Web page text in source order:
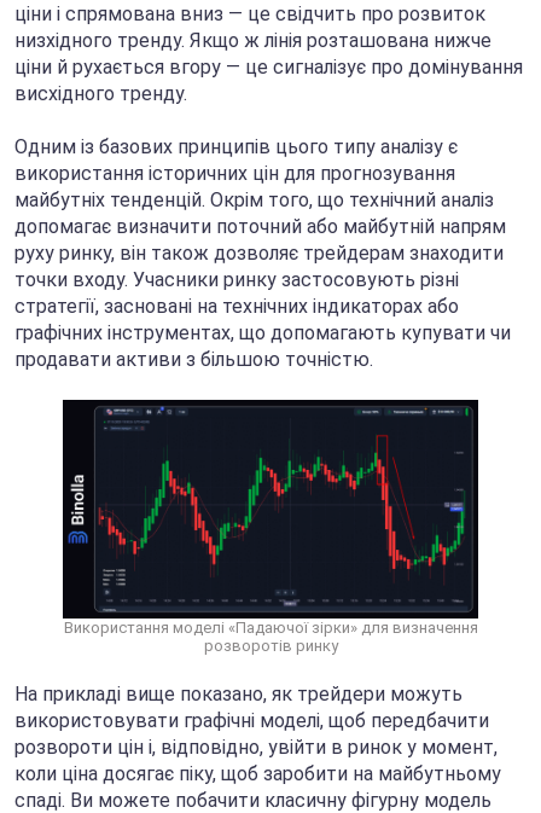
ціни і спрямована вниз — це свідчить про розвиток
низхідного тренду. Якщо ж лінія розташована нижче
ціни й рухається вгору — це сигналізує про домінування
висхідного тренду.
Одним із базових принципів цього типу аналізу є
використання історичних цін для прогнозування
майбутніх тенденцій. Окрім того, що технічний аналіз
допомагає визначити поточний або майбутній напрям
руху ринку, він також дозволяє трейдерам знаходити
точки входу. Учасники ринку застосовують різні
стратегії, засновані на технічних індикаторах або
графічних інструментах, що допомагають купувати чи
продавати активи з більшою точністю.
Використання моделі «Падаючої зірки» для визначення
розворотів ринку
На прикладі вище показано, як трейдери можуть
використовувати графічні моделі, щоб передбачити
розвороти цін і, відповідно, увійти в ринок у момент,
коли ціна досягає піку, щоб заробити на майбутньому
спаді. Ви можете побачити класичну фігурну модель